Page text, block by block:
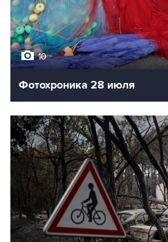
10
Фотохроника 28 июля